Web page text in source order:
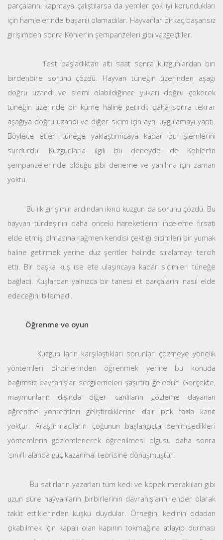
parçalarını kapmaya çalıştılarsa da yemler çok iyi korundukları
için hamlelerinde başarılı olamadılar. Hayvanlar birkaç başarısız
girişimden sonra Köhler'in şempanzeleri gibi vazgeçtiler.
Test başladıktan altı saat sonra kuzgunlardan biri
birdenbire sorunu çözdü. Hayvan tüneğin üzerinden aşağı
doğru uzandı ve sicimi olabildiğince yukarı doğru çekerek
tüneğin üzerinde bir küme haline getirdi; daha sonra tekrar
aşağıya doğru uzandı ve diğer sicim için aynı uygulamayı yaptı.
Böylece etleri tüneğe yaklaştırıncaya kadar bu işlemlerini
sürdürdü. Kuzgunlarla ilgili bu deneyde de Köhler'in
şempanzelerinde olduğu gibi deneme ve yanılma için zaman
yoktu.
Bu ilk girişimin ardından ikinci kuzgun da sorunu çözdü. Bu
hayvan türdeşinin daha önceki hareketlerini inceleme fırsatı
elde etmiş olmasına rağmen kendisi çektiği sicimleri bir yumak
haline getirmek yerine düz şeritler halinde sıralamayı tercih
etti. Bir başka kuş ise ete ulaşıncaya kadar sicimleri tüneğe
bağladı. Kuşlardan yalnızca bir tanesi et parçalarını nasıl elde
edeceğini bilemedi.
Öğrenme ve oyun
Kuzgun ların karşılaştıkları sorunları çözmeye yönelik
yöntemleri birbirlerinden öğrenmek yerine bu konuda
bağımsız davranışlar sergilemeleri şaşırtıcı gelebilir. Gerçekte,
maymunların dışında diğer canlıların gözleme dayanan
öğrenme yöntemleri geliştirdiklerine dair pek fazla kanıt
yoktur. Araştırmacıların çoğunun başlangıçta benimsedikleri
yöntemlerin gözlemlenerek öğrenilmesi olgusu daha sonra
'sınırlı alanda güç kazanma' teorisine dönüşmüştür.
Bu satırların yazarları tüm kedi ve köpek meraklıları gibi
uzun süre hayvanların birbirlerinin davranışlarını ender olarak
taklit ettiklerinden kuşku duydular. Örneğin, kedinin odadan
çıkabilmek için kapalı olan kapının tokmağına atlayıp durması